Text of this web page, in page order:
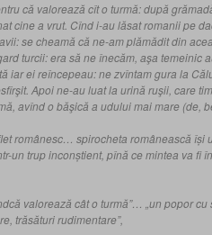
că valorează cît o turmă: după
cine a vrut. Cînd i-au lăsat romanii pe
se cheamă că ne-am plămădit din
turcii: era să ne înecăm, aşa temeinic
iar ei reîncepeau: ne zvîntam gura la
Apoi ne-au luat la urină ruşii, care
avînd o băşică a udului mai mare (de,
românesc… spirocheta românească își
un trup inconștient, pînă ce mintea va fi
valorează cât o turmă”… „un popor
trăsături rudimentare”,